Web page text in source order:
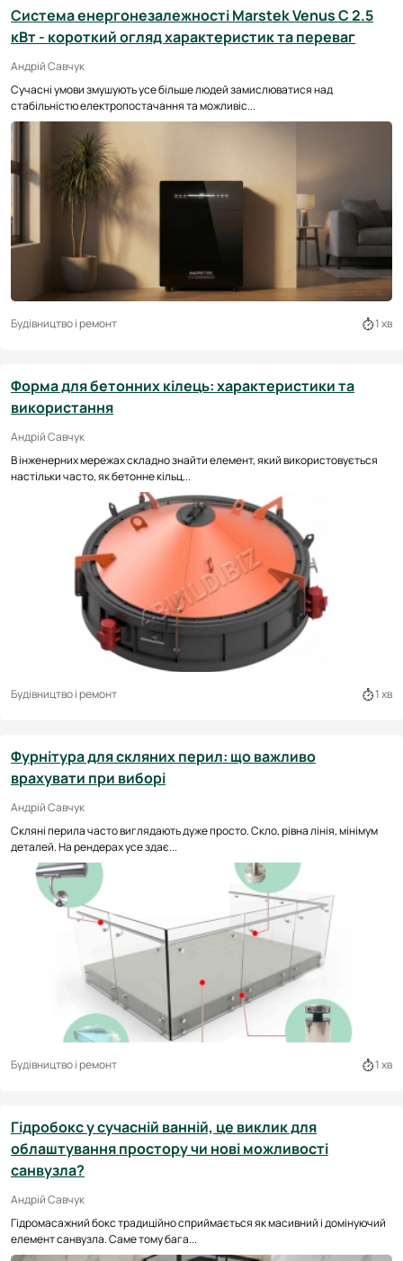
Система енергонезалежності Marstek Venus C 2.5
кВт - короткий огляд характеристик та переваг
Андрій Савчук
Сучасні умови змушують усе більше людей замислюватися над
стабільністю електропостачання та можливіс...
Будівництво і ремонт 1 хв
Форма для бетонних кілець: характеристики та
використання
Андрій Савчук
В інженерних мережах складно знайти елемент, який використовується
настільки часто, як бетонне кільц...
Будівництво і ремонт 1 хв
Фурнітура для скляних перил: що важливо
врахувати при виборі
Андрій Савчук
Скляні перила часто виглядають дуже просто. Скло, рівна лінія, мінімум
деталей. На рендерах усе здає...
Будівництво і ремонт 1 хв
Гідробокс у сучасній ванній, це виклик для
облаштування простору чи нові можливості
санвузла?
Андрій Савчук
Гідромасажний бокс традиційно сприймається як масивний і домінуючий
елемент санвузла. Саме тому бага...